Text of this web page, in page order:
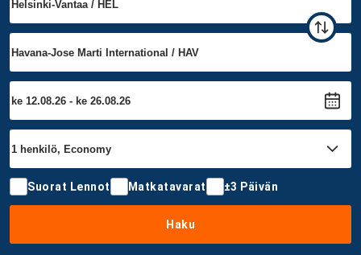
Suorat Lennot Matkatavarat ±3 Päivän
Haku